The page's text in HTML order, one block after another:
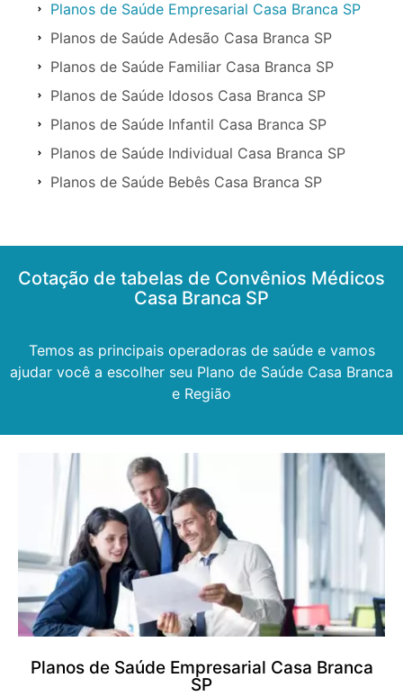
Planos de Saúde Empresarial Casa Branca SP
Planos de Saúde Adesão Casa Branca SP
Planos de Saúde Familiar Casa Branca SP
Planos de Saúde Idosos Casa Branca SP
Planos de Saúde Infantil Casa Branca SP
Planos de Saúde Individual Casa Branca SP
Planos de Saúde Bebês Casa Branca SP
Cotação de tabelas de Convênios Médicos
Casa Branca SP
Temos as principais operadoras de saúde e vamos
ajudar você a escolher seu Plano de Saúde Casa Branca
e Região
Planos de Saúde Empresarial Casa Branca
SP